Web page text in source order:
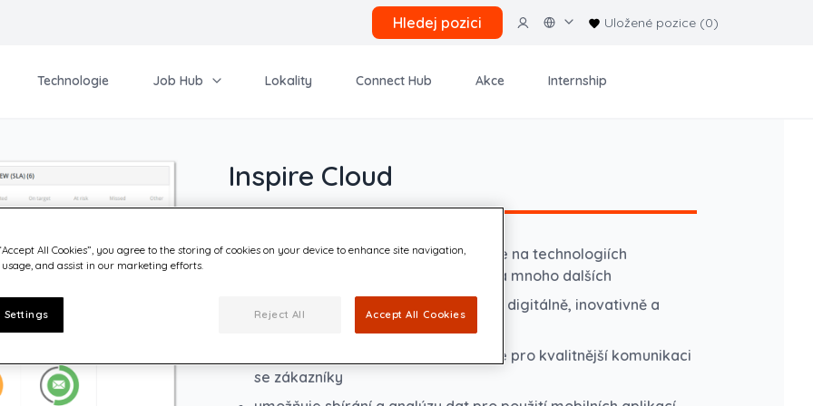
Hledej pozici Uložené pozice (0)
Technologie Job Hub Lokality Connect Hub Akce Internship
Inspire Cloud
je cloudová platforma běžíci v Azure na technologiích
Microsoftu, Apple, Google, Apache a mnoho dalších
pomáhá stovkám bank a pojišťoven digitálně, inovativně a
vytváří a provozuje mobilní aplikace pro kvalitnější komunikaci
se zákazníky
All Cookies”, you agree to the storing of cookies on your device to enhance site navigation,
and assist in our marketing efforts.
Settings Reject All Accept All Cookies